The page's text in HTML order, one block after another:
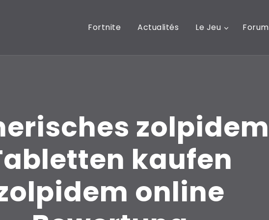
Fortnite Actualités Le Jeu Forum
zolpidem
kaufen
online